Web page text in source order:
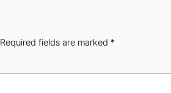
Required fields are marked *